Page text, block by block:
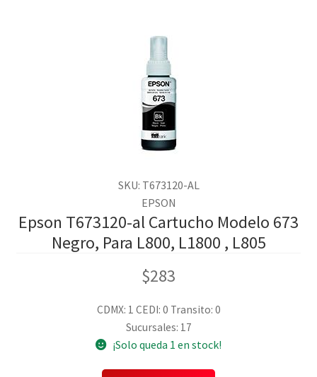
SKU: T673120-AL
EPSON
Epson T673120-al Cartucho Modelo 673
Negro, Para L800, L1800 , L805
$283
CDMX: 1 CEDI: 0 Transito: 0
Sucursales: 17
¡Solo queda 1 en stock!